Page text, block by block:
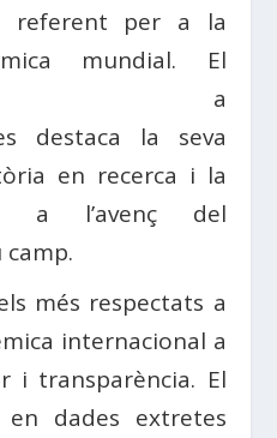
referent per a la
mundial. El
a
destaca la seva
en recerca i la
a l’avenç del
més respectats a
internacional a
i transparència. El
dades extretes